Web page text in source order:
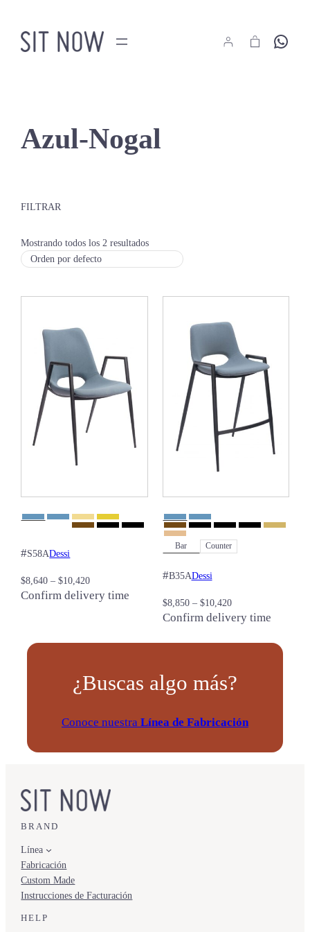
contenido
Hola
Azul-Nogal
FILTRAR
Mostrando todos los 2 resultados
#S58ADessi
$8,640 –$10,420
Confirm delivery time
#B35ADessi
Bar Counter
$8,850– $10,420
Confirm delivery time
¿Buscas algo más?
Conoce nuestra Línea de Fabricación
BRAND
Línea
Fabricación
Custom Made
Instrucciones de Facturación
HELP